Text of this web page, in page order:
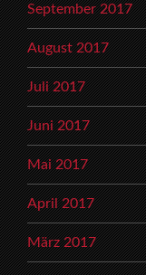
September 2017
August 2017
Juli 2017
Juni 2017
Mai 2017
April 2017
März 2017